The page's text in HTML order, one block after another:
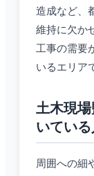
造成など、
維持に欠か
工事の需要
いるエリア
土木現
いてい
周囲への細